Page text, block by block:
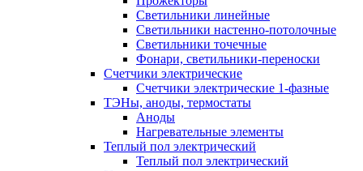
Светильники линейные
Светильники настенно-потолочные
Светильники точечные
Фонари, светильники-переноски
Счетчики электрические
Счетчики электрические 1-фазные
ТЭНы, аноды, термостаты
Аноды
Нагревательные элементы
Теплый пол электрический
Теплый пол электрический